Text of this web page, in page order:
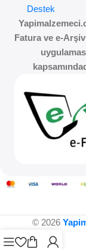
Destek
Fatura ve e-
© 2026